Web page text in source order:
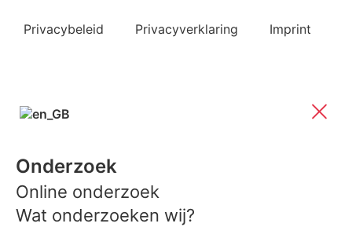
Privacybeleid Privacyverklaring Imprint
Onderzoek
Online onderzoek
Wat onderzoeken wij?